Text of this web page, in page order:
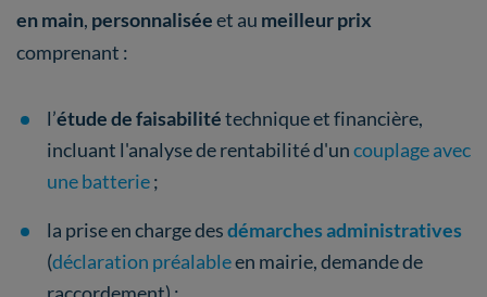
en main, personnaliséeet au meilleur prix
comprenant :
l’étude de faisabilitétechnique et financière,
incluant l'analyse de rentabilité d'uncouplage avec
une batterie;
la prise en charge desdémarches administratives
(déclaration préalableen mairie, demande de